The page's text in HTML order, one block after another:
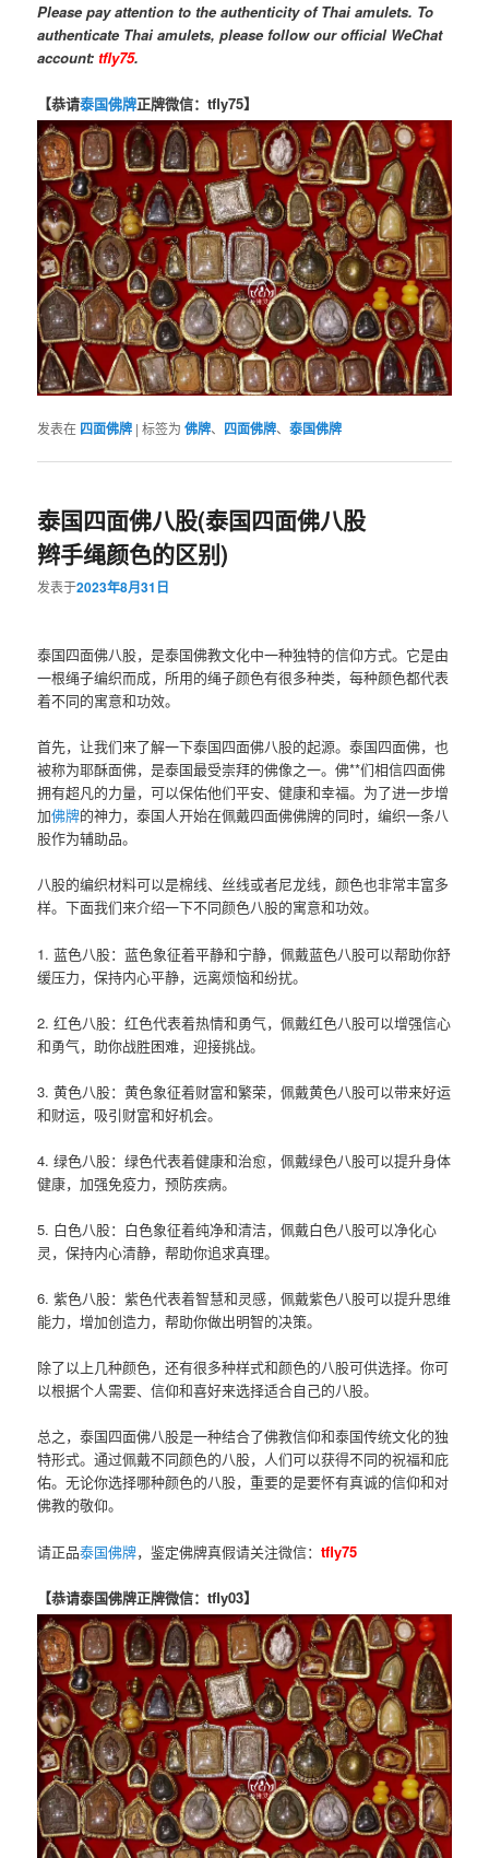
Please pay attention to the authenticity of Thai amulets. To
authenticate Thai amulets, please follow our official WeChat
account:tfly75.
【恭请泰国佛牌正牌微信：tfly75】
发表在 四面佛牌 |标签为 佛牌、 四面佛牌、泰国佛牌
泰国四面佛八股(泰国四面佛八股
辫手绳颜色的区别)
发表于2023年8月31日
泰国四面佛八股，是泰国佛教文化中一种独特的信仰方式。它是由
一根绳子编织而成，所用的绳子颜色有很多种类，每种颜色都代表
着不同的寓意和功效。
首先，让我们来了解一下泰国四面佛八股的起源。泰国四面佛，也
被称为耶酥面佛，是泰国最受崇拜的佛像之一。佛**们相信四面佛
拥有超凡的力量，可以保佑他们平安、健康和幸福。为了进一步增
加佛牌的神力，泰国人开始在佩戴四面佛佛牌的同时，编织一条八
股作为辅助品。
八股的编织材料可以是棉线、丝线或者尼龙线，颜色也非常丰富多
样。下面我们来介绍一下不同颜色八股的寓意和功效。
1. 蓝色八股：蓝色象征着平静和宁静，佩戴蓝色八股可以帮助你舒
缓压力，保持内心平静，远离烦恼和纷扰。
2. 红色八股：红色代表着热情和勇气，佩戴红色八股可以增强信心
和勇气，助你战胜困难，迎接挑战。
3. 黄色八股：黄色象征着财富和繁荣，佩戴黄色八股可以带来好运
和财运，吸引财富和好机会。
4. 绿色八股：绿色代表着健康和治愈，佩戴绿色八股可以提升身体
健康，加强免疫力，预防疾病。
5. 白色八股：白色象征着纯净和清洁，佩戴白色八股可以净化心
灵，保持内心清静，帮助你追求真理。
6. 紫色八股：紫色代表着智慧和灵感，佩戴紫色八股可以提升思维
能力，增加创造力，帮助你做出明智的决策。
除了以上几种颜色，还有很多种样式和颜色的八股可供选择。你可
以根据个人需要、信仰和喜好来选择适合自己的八股。
总之，泰国四面佛八股是一种结合了佛教信仰和泰国传统文化的独
特形式。通过佩戴不同颜色的八股，人们可以获得不同的祝福和庇
佑。无论你选择哪种颜色的八股，重要的是要怀有真诚的信仰和对
佛教的敬仰。
请正品泰国佛牌，鉴定佛牌真假请关注微信：tfly75
【恭请泰国佛牌正牌微信：tfly03】